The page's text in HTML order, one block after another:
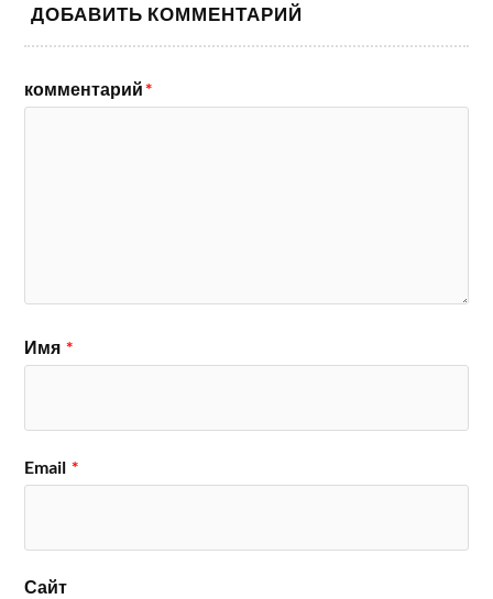
ДОБАВИТЬ КОММЕНТАРИЙ
комментарий*
Имя *
Email *
Сайт